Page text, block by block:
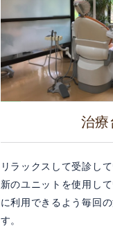
治療
リラックスして受診し
新のユニットを使用し
に利用できるよう毎回
す。